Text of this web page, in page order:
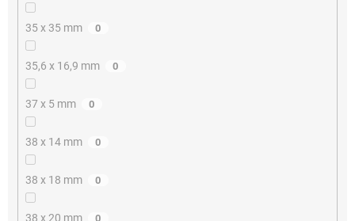
35 x 35 mm 0
35,6 x 16,9 mm 0
37 x 5 mm 0
38 x 14 mm 0
38 x 18 mm 0
38 x 20 mm 0